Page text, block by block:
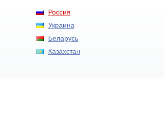
Россия
Украина
Беларусь
Казахстан